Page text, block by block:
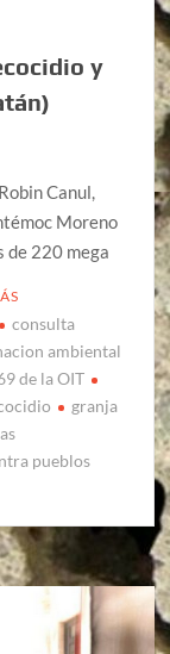
y
Canul,
Moreno
de 220 mega
consulta
ambiental
de la OIT
granja
pueblos